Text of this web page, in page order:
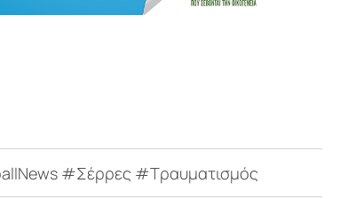
#Σέρρες #Τραυματισμός